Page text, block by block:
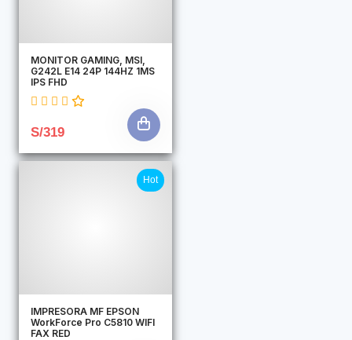
MONITOR GAMING, MSI,
G242L E14 24P 144HZ 1MS
IPS FHD
S/319
Hot
IMPRESORA MF EPSON
WorkForce Pro C5810 WIFI
FAX RED